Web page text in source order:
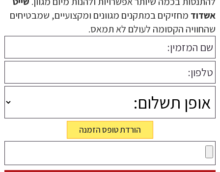
אשדוד מחזיקים במתקנים מגוונים ומקצועיים, שמבטיחים
שהחוויה הקסומה לעולם לא תמאס.
הורדת טופס הזמנה